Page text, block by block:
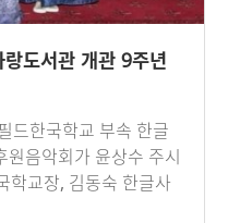
도서관 개관 9주년
드한국학교 부속 한글
음악회가 윤상수 주시
학교장, 김동숙 한글사